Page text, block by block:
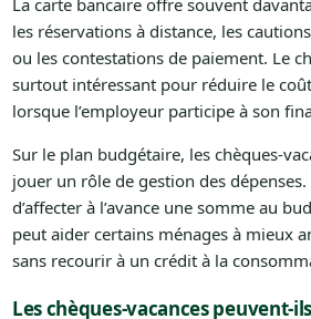
La carte bancaire offre souvent
les réservations à distance, les
ou les contestations de paiement. Le
surtout intéressant pour réduire le
lorsque l’employeur participe à son
Sur le plan budgétaire, les chèques-
jouer un rôle de gestion des
d’affecter à l’avance une somme au
peut aider certains ménages à mieux
sans recourir à un crédit à la
Les chèques-vacances peuvent-